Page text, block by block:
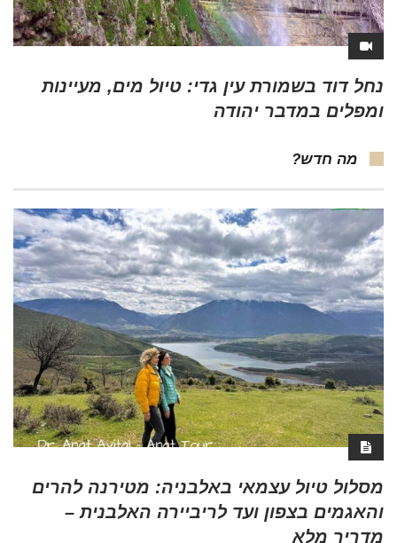
נחל דוד בשמורת עין גדי: טיול מים, מעיינות
ומפלים במדבר יהודה
מה חדש?
מסלול טיול עצמאי באלבניה: מטירנה להרים
והאגמים בצפון ועד לריביירה האלבנית –
מדריך מלא